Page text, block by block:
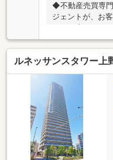
◆不動産売買専
ジェントが、お
■頭金０円からの
【東宝ハウス東
（金利上乗せ無
【金消契約時の
＋【全疾病保障
利と保障を実現し
ルネッサンスタワー上